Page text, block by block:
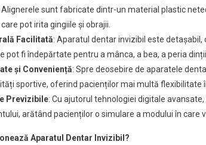
Alignerele sunt fabricate dintr-un material plastic
pot irita gingiile și obrajii.
Facilitată: Aparatul dentar invizibil este
pot fi îndepărtate pentru a mânca, a bea, a peria
și Conveniență: Spre deosebire de aparatele
sportive, oferind pacienților mai multă flexibilitate
Previzibile: Cu ajutorul tehnologiei digitale
arătând pacienților o simulare a modului în care
Aparatul Dentar Invizibil?